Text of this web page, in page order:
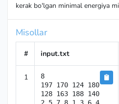
kerak bo'lgan minimal energiya
Misollar
# input.txt
1
8
197 170 124 180
128 163 188 140